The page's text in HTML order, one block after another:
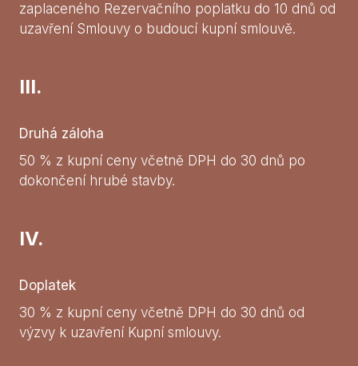
zaplaceného Rezervačního poplatku do 10 dnů od
uzavření Smlouvy o budoucí kupní smlouvě.
III.
Druhá záloha
50 % z kupní ceny včetně DPH do 30 dnů po
dokončení hrubé stavby.
IV.
Doplatek
30 % z kupní ceny včetně DPH do 30 dnů od
výzvy k uzavření Kupní smlouvy.